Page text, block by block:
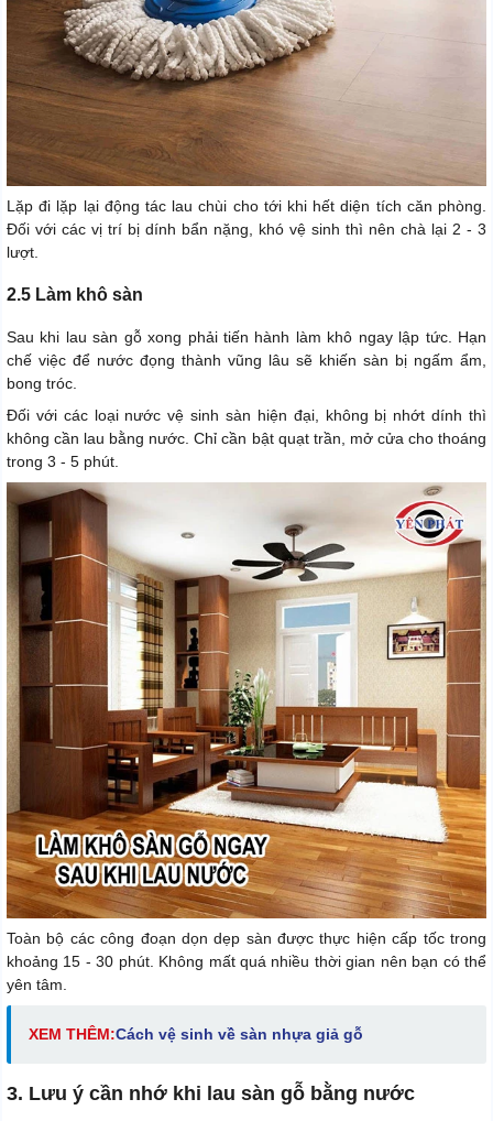
Lặp đi lặp lại động tác lau chùi cho tới khi hết diện tích căn phòng.
Đối với các vị trí bị dính bẩn nặng, khó vệ sinh thì nên chà lại 2 - 3
lượt.
2.5 Làm khô sàn
Sau khi lau sàn gỗ xong phải tiến hành làm khô ngay lập tức. Hạn
chế việc để nước đọng thành vũng lâu sẽ khiến sàn bị ngấm ẩm,
bong tróc.
Đối với các loại nước vệ sinh sàn hiện đại, không bị nhớt dính thì
không cần lau bằng nước. Chỉ cần bật quạt trần, mở cửa cho thoáng
trong 3 - 5 phút.
Toàn bộ các công đoạn dọn dẹp sàn được thực hiện cấp tốc trong
khoảng 15 - 30 phút. Không mất quá nhiều thời gian nên bạn có thể
yên tâm.
XEM THÊM:Cách vệ sinh về sàn nhựa giả gỗ
3. Lưu ý cần nhớ khi lau sàn gỗ bằng nước